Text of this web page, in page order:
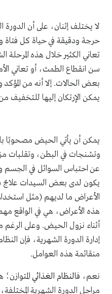
لا يختلف إثنان، على أن
حرجة ودقيقة في حياة كل فتاة
تعاني الكثير خلال هذه المرحلة
سن انقطاع الطمث، أو تعاني
بعض الحالات. إلا أنه من
يمكن الإرتكان إليها للتخفيف
يمكن أن يأتي الحيض مصحوبًا
وتشنجات في البطن، وتقلبات
عن احتباس السوائل في الجسم
يكون لدى بعض السيدات علاجٌ
الأعراض ما لديهم (مثل
هذه الأعراض، هي في الواقع
أثناء نزول الحيض. وعلى
إدارة الدورة الشهرية، فإن
منقائمة هذه العوامل.
نعم، فالنظام الغذائي
مراحل الدورة الشهرية المختلفة،